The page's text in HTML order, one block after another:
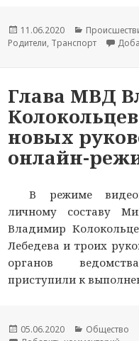
Опубликовано
11.06.2020 Рубрики
Родители, Транспорт
Глава МВД
новых
онлайн-
В режиме
личному составу
Владимир
Лебедева и троих
органов
приступили к
Опубликовано
05.06.2020 Рубрики
Общество